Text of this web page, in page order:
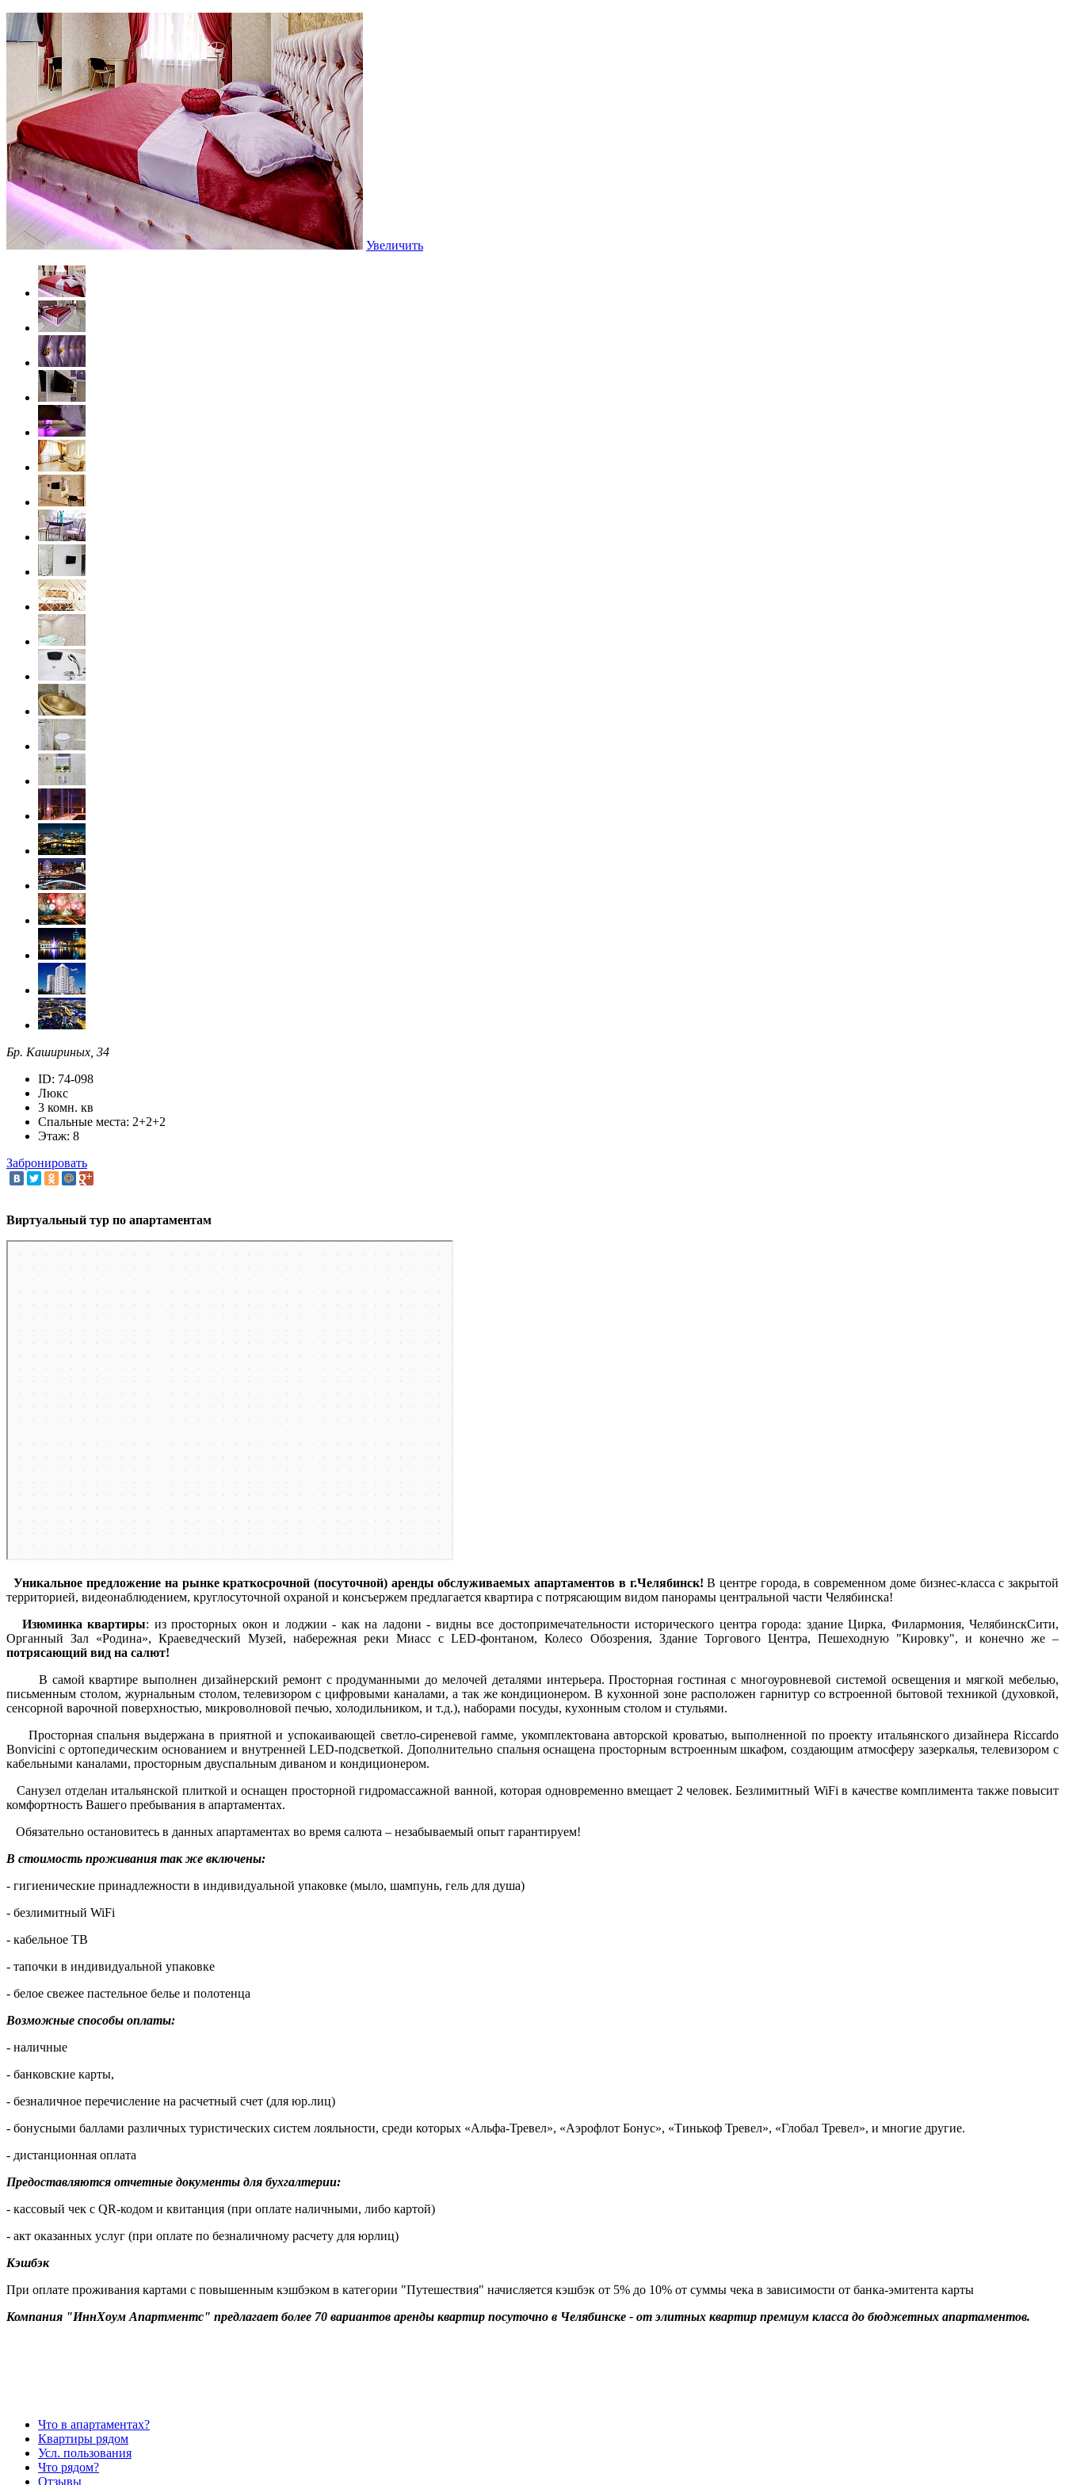
Увеличить
Бр. Кашириных, 34
ID: 74-098
Люкс
3 комн. кв
Спальные места: 2+2+2
Этаж: 8
Забронировать
Виртуальный тур по апартаментам
Уникальное предложение на рынке краткосрочной (посуточной) аренды обслуживаемых апартаментов в г.Челябинск! В центре города, в современном доме бизнес-класса с закрытой
территорией, видеонаблюдением, круглосуточной охраной и консъержем предлагается квартира с потрясающим видом панорамы центральной части Челябинска!
Изюминка квартиры: из просторных окон и лоджии - как на ладони - видны все достопримечательности исторического центра города: здание Цирка, Филармония, ЧелябинскСити,
Органный Зал «Родина», Краеведческий Музей, набережная реки Миасс с LED-фонтаном, Колесо Обозрения, Здание Торгового Центра, Пешеходную "Кировку", и конечно же –
потрясающий вид на салют!
В самой квартире выполнен дизайнерский ремонт с продуманными до мелочей деталями интерьера. Просторная гостиная с многоуровневой системой освещения и мягкой мебелью,
письменным столом, журнальным столом, телевизором с цифровыми каналами, а так же кондиционером. В кухонной зоне расположен гарнитур со встроенной бытовой техникой (духовкой,
сенсорной варочной поверхностью, микроволновой печью, холодильником, и т.д.), наборами посуды, кухонным столом и стульями.
Просторная спальня выдержана в приятной и успокаивающей светло-сиреневой гамме, укомплектована авторской кроватью, выполненной по проекту итальянского дизайнера Riccardo
Bonvicini с ортопедическим основанием и внутренней LED-подсветкой. Дополнительно спальня оснащена просторным встроенным шкафом, создающим атмосферу зазеркалья, телевизором с
кабельными каналами, просторным двуспальным диваном и кондиционером.
Санузел отделан итальянской плиткой и оснащен просторной гидромассажной ванной, которая одновременно вмещает 2 человек. Безлимитный WiFi в качестве комплимента также повысит
комфортность Вашего пребывания в апартаментах.
Обязательно остановитесь в данных апартаментах во время салюта – незабываемый опыт гарантируем!
В стоимость проживания так же включены:
- гигиенические принадлежности в индивидуальной упаковке (мыло, шампунь, гель для душа)
- безлимитный WiFi
- кабельное ТВ
- тапочки в индивидуальной упаковке
- белое свежее пастельное белье и полотенца
Возможные способы оплаты:
- наличные
- банковские карты,
- безналичное перечисление на расчетный счет (для юр.лиц)
- бонусными баллами различных туристических систем лояльности, среди которых «Альфа-Тревел», «Аэрофлот Бонус», «Тинькоф Тревел», «Глобал Тревел», и многие другие.
- дистанционная оплата
Предоставляются отчетные документы для бухгалтерии:
- кассовый чек с QR-кодом и квитанция (при оплате наличными, либо картой)
- акт оказанных услуг (при оплате по безналичному расчету для юрлиц)
Кэшбэк
При оплате проживания картами с повышенным кэшбэком в категории "Путешествия" начисляется кэшбэк от 5% до 10% от суммы чека в зависимости от банка-эмитента карты
Компания "ИннХоум Апартментс" предлагает более 70 вариантов аренды квартир посуточно в Челябинске - от элитных квартир премиум класса до бюджетных апартаментов.
Что в апартаментах?
Квартиры рядом
Усл. пользования
Что рядом?
Отзывы